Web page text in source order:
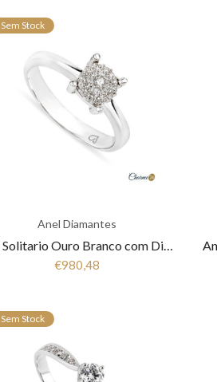
Sem Stock
Anel Diamantes
Anel Solitario Ouro Branco com Diamantes19,25K ANR5611B
€980,48
Sem Stock